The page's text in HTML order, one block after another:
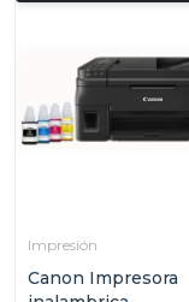
Impresión
Canon Impresora